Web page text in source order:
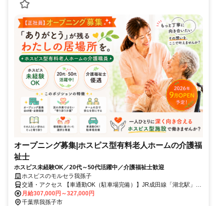
オープニング募集|ホスピス型有料老人ホームの介護福
祉士
ホスピス未経験OK／20代～50代活躍中／介護福祉士歓迎
ホスピスのモルセラ我孫子
交通・アクセス 【車通勤OK（駐車場完備）】JR成田線「湖北駅」北
口徒歩13分、国道356号線沿い（セブンイレブン我孫子中里店の横）
月給307,000円～327,000円
千葉県我孫子市